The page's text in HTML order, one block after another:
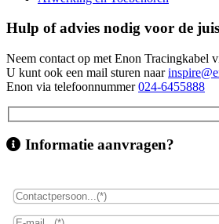
Hulp of advies nodig voor de
Neem contact op met Enon Tracingkabel
U kunt ook een mail sturen naar
Enon via telefoonnummer024-6455888
Informatie aanvragen?